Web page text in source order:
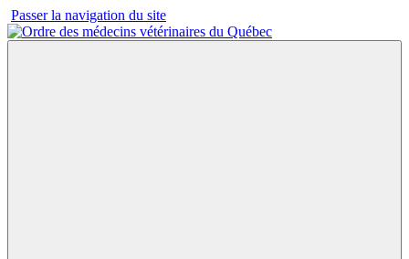
Passer la navigation du site